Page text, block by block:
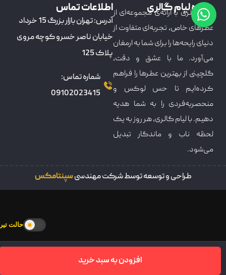
حالت تیره
افزودن به سبد خرید
درباره لیام گالری
لیام گالری با ارائه‌ی مجموعه‌ای از
عطرهای خاص، تجربه‌ای متفاوت از
دنیای رایحه‌ها را برای شما به ارمغان
می‌آورد. ما با عشق و دقت،
گلچینی از بهترین عطرها را فراهم
کرده‌ایم تا حس لوکس و
منحصربه‌فردی را به شما هدیه
دهیم. با لیام گالری، هر روز به یک
لحظه ناب و ماندگار تبدیل
می‌شود.
اطلاعات تماس
آدرس: تهران بازار بزرگ 15 خرداد
خیابان ناصر خسرو کوچه مروی
پلاک 125
شماره تماس:
09102023415
سبدخرید
طراحی و توسعه توسط شرکت مهندسیسپنتامکس